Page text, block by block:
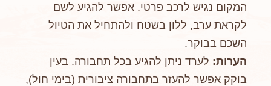
המקום נגיש לרכב פרטי. אפשר להגיע לשם
לקראת ערב, ללון בשטח ולהתחיל את הטיול
השכם בבוקר.
הערות: לערד ניתן להגיע בכל תחבורה. בעין
בוקק אפשר להעזר בתחבורה ציבורית (בימי חול),